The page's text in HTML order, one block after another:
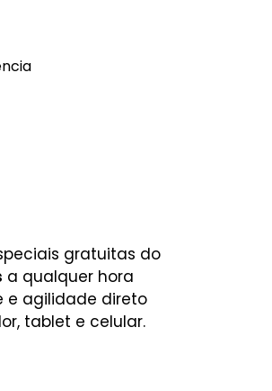
gratuitas do
a qualquer hora
e agilidade direto
tablet e celular.